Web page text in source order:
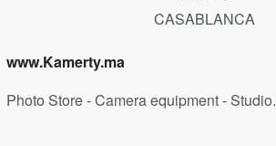
www.Kamerty.ma
Photo Store - Camera equipment - Studio.